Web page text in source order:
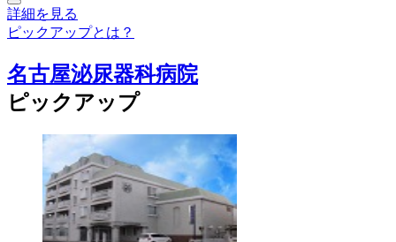
詳細を見る
ピックアップとは？
名古屋泌尿器科病院
ピックアップ